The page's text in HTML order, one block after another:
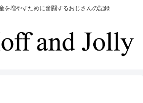
を増やすために奮闘するおじさんの記録